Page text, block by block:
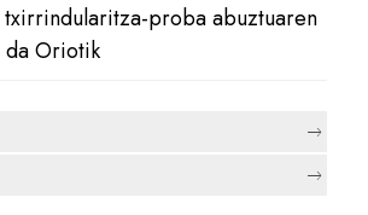
txirrindularitza-proba abuztuaren
da Oriotik